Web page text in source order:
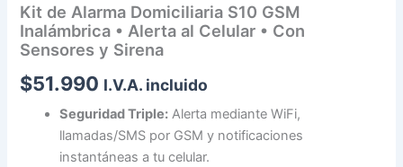
Kit de Alarma Domiciliaria S10 GSM
Inalámbrica • Alerta al Celular • Con
Sensores y Sirena
$51.990 I.V.A. incluido
Seguridad Triple: Alerta mediante WiFi,
llamadas/SMS por GSM y notificaciones
instantáneas a tu celular.